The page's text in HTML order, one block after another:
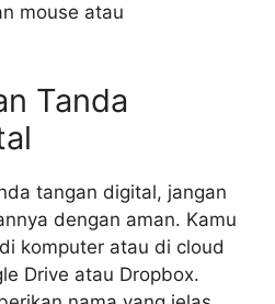
mouse atau
Tanda
tangan digital, jangan
dengan aman. Kamu
komputer atau di cloud
Drive atau Dropbox.